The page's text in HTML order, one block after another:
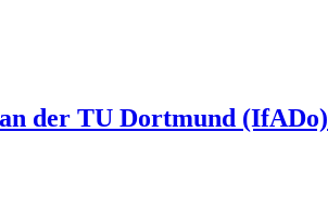
der TU Dortmund (IfADo)